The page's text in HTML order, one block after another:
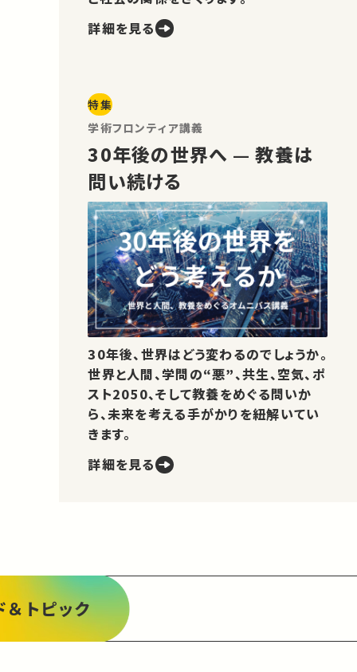
詳細を見る
特集
学術フロンティア講義
30年後の世界へ — 教養は
問い続ける
30年後、世界はどう変わるのでしょうか。
世界と人間、学問の“悪”、共生、空気、ポ
スト2050、そして教養をめぐる問いか
ら、未来を考える手がかりを紐解いてい
きます。
詳細を見る
＆トピック